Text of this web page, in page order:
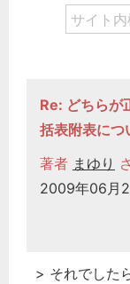
Re: どちらが
括表附表につ
著者 まゆり
2009年06月
> それでしたら